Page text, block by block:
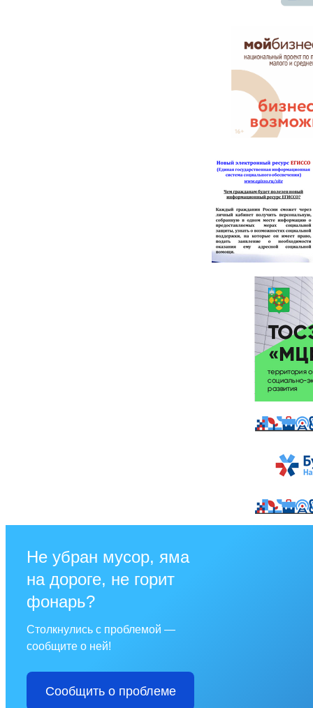
Не убран мусор, яма
на дороге, не горит
фонарь?
Столкнулись с проблемой —
сообщите о ней!
Сообщить о проблеме